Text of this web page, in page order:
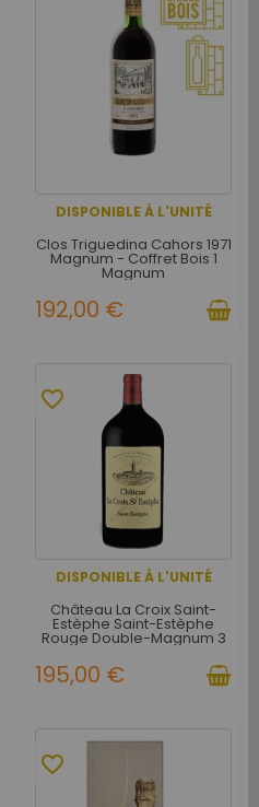
DISPONIBLE À L'UNITÉ
Clos Triguedina Cahors 1971
Magnum - Coffret Bois 1
Magnum
192,00 €
DISPONIBLE À L'UNITÉ
favorite_border
Château La Croix Saint-
Estèphe Saint-Estèphe
Rouge Double-Magnum 3
195,00 €
favorite_border